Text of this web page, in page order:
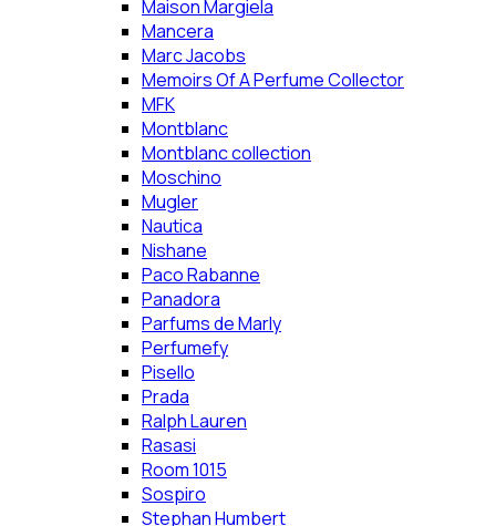
Maison Margiela
Mancera
Marc Jacobs
Memoirs Of A Perfume Collector
MFK
Montblanc
Montblanc collection
Moschino
Mugler
Nautica
Nishane
Paco Rabanne
Panadora
Parfums de Marly
Perfumefy
Pisello
Prada
Ralph Lauren
Rasasi
Room 1015
Sospiro
Stephan Humbert